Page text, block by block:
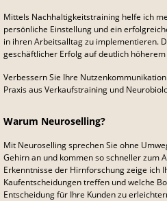
Mittels Nachhaltigkeitstraining helfe ich
persönliche Einstellung und ein
in ihren Arbeitsalltag zu implementieren.
geschäftlicher Erfolg auf deutlich
Verbessern Sie Ihre
Praxis aus Verkaufstraining und
Warum Neuroselling?
Mit Neuroselling sprechen Sie ohne
Gehirn an und kommen so schneller zum
Erkenntnisse der Hirnforschung zeige ich
Kaufentscheidungen treffen und welche
Entscheidung für Ihre Kunden zu